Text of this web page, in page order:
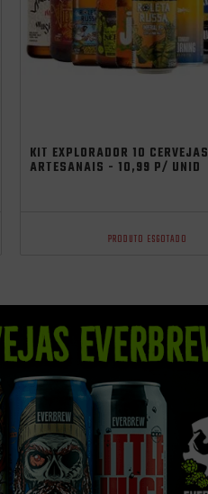
KIT EXPLORADOR 10 CERVEJAS
ARTESANAIS - 10,99 P/ UNID
PRODUTO ESGOTADO